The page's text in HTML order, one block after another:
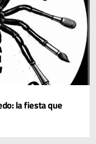
la fiesta que